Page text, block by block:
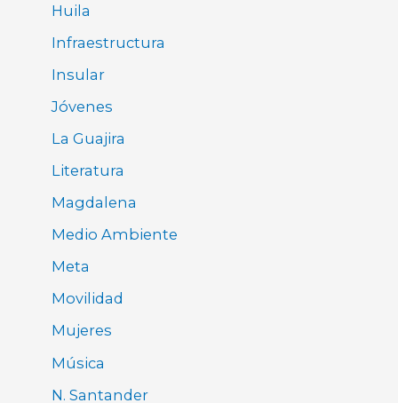
Huila
Infraestructura
Insular
Jóvenes
La Guajira
Literatura
Magdalena
Medio Ambiente
Meta
Movilidad
Mujeres
Música
N. Santander